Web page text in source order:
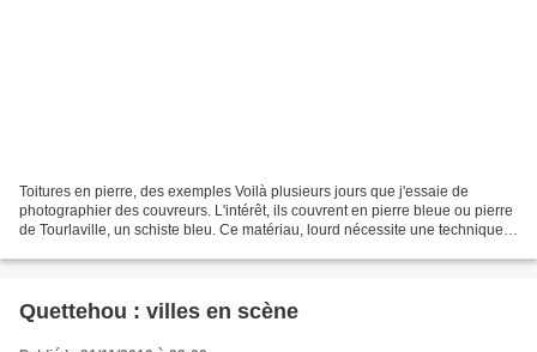
Toitures en pierre, des exemples Voilà plusieurs jours que j'essaie de
photographier des couvreurs. L'intérêt, ils couvrent en pierre bleue ou pierre
de Tourlaville, un schiste bleu. Ce matériau, lourd nécessite une technique
Quettehou : villes en scène